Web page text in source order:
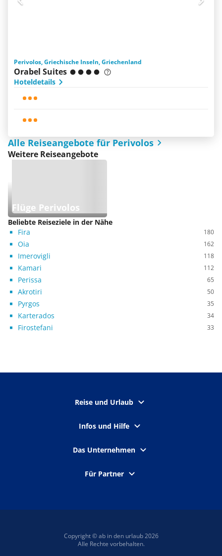
Perivolos, Griechische Inseln, Griechenland
Orabel Suites
Hoteldetails
Alle Reiseangebote für Perivolos
Weitere Reiseangebote
Flüge Perivolos
Beliebte Reiseziele in der Nähe
Fira
180
Oia 162
Imerovigli 118
Kamari 112
Perissa 65
Akrotiri 50
Pyrgos 35
Karterados 34
Firostefani 33
Reise und Urlaub
Infos und Hilfe
Das Unternehmen
Für Partner
Copyright © ab in den urlaub 2026
Alle Rechte vorbehalten.